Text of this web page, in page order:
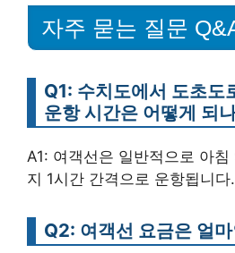
자주 묻는 질문
Q1: 수치도에서 도초도
운항 시간은 어떻게 되
A1: 여객선은 일반적으로 아
지 1시간 간격으로 운항됩니다.
Q2: 여객선 요금은 얼